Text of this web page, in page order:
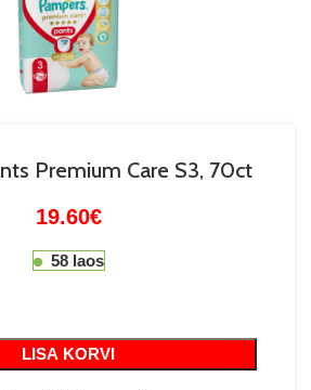
Premium Care S3, 70ct
19.60€
58 laos
LISA KORVI